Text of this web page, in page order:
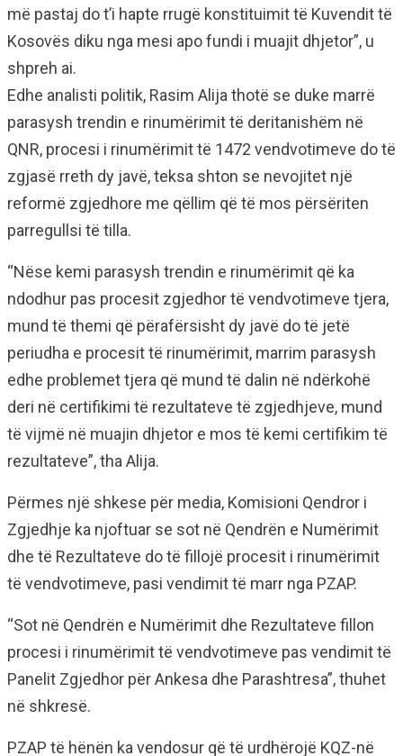
më pastaj do t’i hapte rrugë konstituimit të Kuvendit të
Kosovës diku nga mesi apo fundi i muajit dhjetor”, u
shpreh ai.
Edhe analisti politik, Rasim Alija thotë se duke marrë
parasysh trendin e rinumërimit të deritanishëm në
QNR, procesi i rinumërimit të 1472 vendvotimeve do të
zgjasë rreth dy javë, teksa shton se nevojitet një
reformë zgjedhore me qëllim që të mos përsëriten
parregullsi të tilla.
“Nëse kemi parasysh trendin e rinumërimit që ka
ndodhur pas procesit zgjedhor të vendvotimeve tjera,
mund të themi që përafërsisht dy javë do të jetë
periudha e procesit të rinumërimit, marrim parasysh
edhe problemet tjera që mund të dalin në ndërkohë
deri në certifikimi të rezultateve të zgjedhjeve, mund
të vijmë në muajin dhjetor e mos të kemi certifikim të
rezultateve”, tha Alija.
Përmes një shkese për media, Komisioni Qendror i
Zgjedhje ka njoftuar se sot në Qendrën e Numërimit
dhe të Rezultateve do të fillojë procesit i rinumërimit
të vendvotimeve, pasi vendimit të marr nga PZAP.
“Sot në Qendrën e Numërimit dhe Rezultateve fillon
procesi i rinumërimit të vendvotimeve pas vendimit të
Panelit Zgjedhor për Ankesa dhe Parashtresa”, thuhet
në shkresë.
PZAP të hënën ka vendosur që të urdhërojë KQZ-në